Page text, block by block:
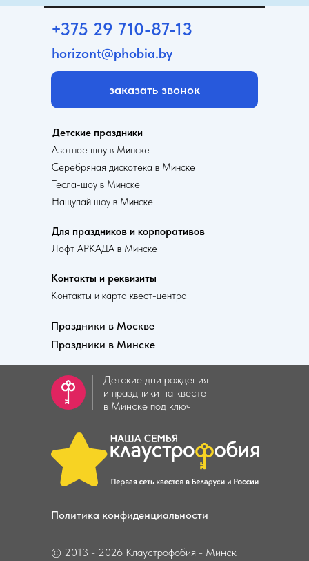
+375 29 710-87-13
horizont@phobia.by
заказать звонок
Детские праздники
Азотное шоу в Минске
Серебряная дискотека в Минске
Тесла-шоу в Минске
Нащупай шоу в Минске
Праздники в Москве
Праздники в Минске
Лофт АРКАДА в Минске
Для праздников и корпоративов
Контакты и карта квест-центра
Контакты и реквизиты
Детские дни рождения
и праздники на квесте
в Минске под ключ
© 2013 - 2026 Клаустрофобия - Минск
Политика конфиденциальности